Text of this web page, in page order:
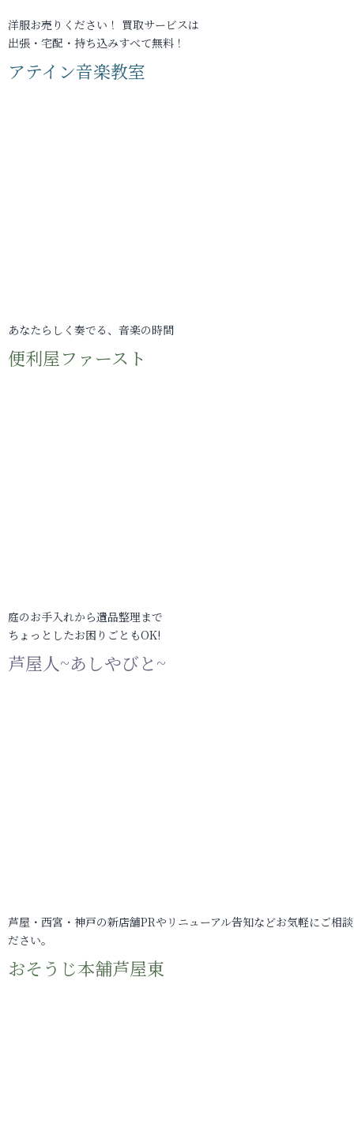
洋服お売りください！ 買取サービスは
出張・宅配・持ち込みすべて無料！
アテイン音楽教室
あなたらしく奏でる、音楽の時間
便利屋ファースト
庭のお手入れから遺品整理まで
ちょっとしたお困りごともOK!
芦屋人~あしやびと~
芦屋・西宮・神戸の新店舗PRやリニューアル告知などお気軽にご相
ださい。
おそうじ本舗芦屋東